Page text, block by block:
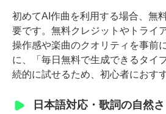
初めてAI作曲を利用する場合、無
要です。無料クレジットやトライ
操作感や楽曲のクオリティを事前
に、「毎日無料で生成できるタイ
続的に試せるため、初心者におす
日本語対応・歌詞の自然さ